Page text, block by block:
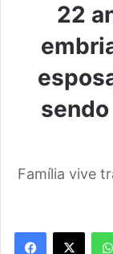
22
Família vive